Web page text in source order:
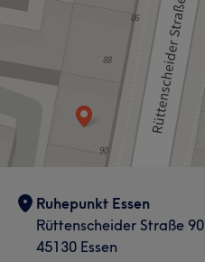
Ruhepunkt Essen
Rüttenscheider Straße 90
45130 Essen